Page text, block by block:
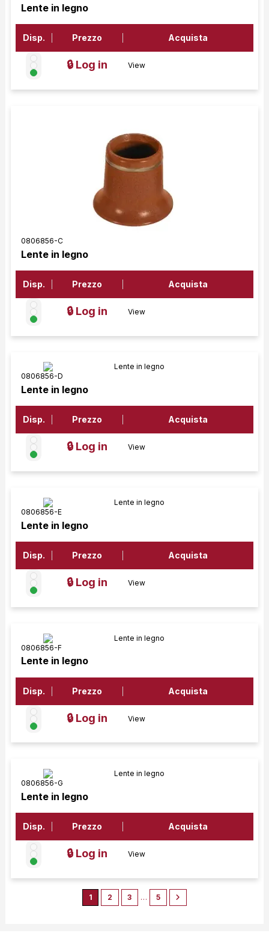
Lente in legno
Disp. Prezzo Acquista
🔒 Log in View
0806856-C
Lente in legno
Disp. Prezzo Acquista
🔒 Log in View
0806856-D
Lente in legno
Disp. Prezzo Acquista
🔒 Log in View
0806856-E
Lente in legno
Disp. Prezzo Acquista
🔒 Log in View
0806856-F
Lente in legno
Disp. Prezzo Acquista
🔒 Log in View
0806856-G
Lente in legno
Disp. Prezzo Acquista
🔒 Log in View
1 2 3 … 5